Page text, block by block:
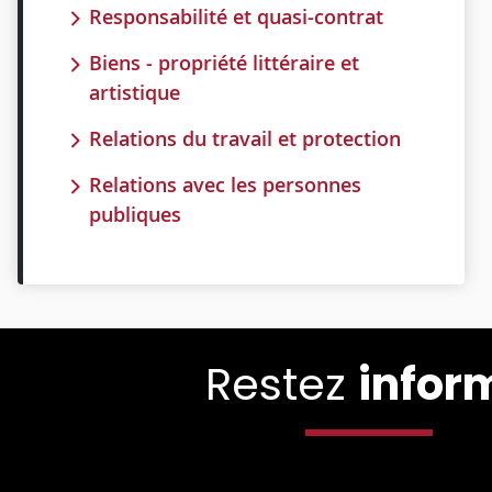
Responsabilité et quasi-contrat
Biens - propriété littéraire et
artistique
Relations du travail et protection
Relations avec les personnes
publiques
Restez